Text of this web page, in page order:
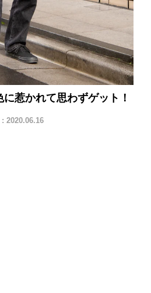
惹かれて思わずゲット！
: 2020.06.16